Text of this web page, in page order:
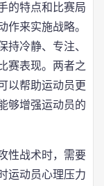
的特点和比赛局
来实施战略。
冷静、专注、
赛表现。两者之
以帮助运动员更
够增强运动员的
性战术时，需要
运动员心理压力